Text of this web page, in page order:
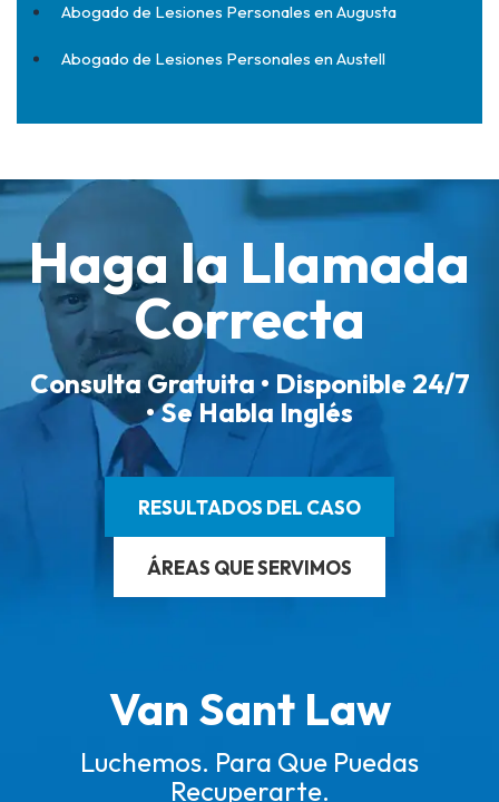
Abogado de Lesiones Personales en Augusta
Abogado de Lesiones Personales en Austell
Haga la Llamada
Correcta
Consulta Gratuita • Disponible 24/7
• Se Habla Inglés
RESULTADOS DEL CASO
ÁREAS QUE SERVIMOS
Van Sant Law
Luchemos. Para Que Puedas
Recuperarte.